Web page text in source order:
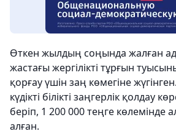
Өткен жылдың соңында жалған
жастағы жергілікті тұрғын
қорғау үшін заң көмегіне
күдікті білікті заңгерлік қолдау
беріп, 1 200 000 теңге көлемінде
алған.